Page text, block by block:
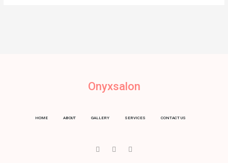
Onyxsalon
HOME ABOUT GALLERY SERVICES CONTACT US
I
c
T
w
Y
o